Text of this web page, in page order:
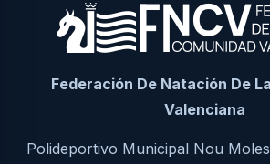
Federación De Natación De
Valenciana
Polideportivo Municipal Nou